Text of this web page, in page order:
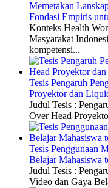
Memetakan
Fondasi Empiris
Konteks Health
Masyarakat
kompetensi...
Tesis Pengaruh
Proyektor dan
Judul Tesis :
Over Head
Tesis Penggunaan
Belajar Mahasiswa
Judul Tesis :
Video dan Gaya